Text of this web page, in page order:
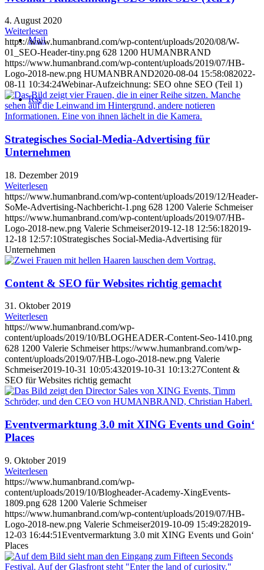
Mail
Rss
4. August 2020
Weiterlesen
https://www.humanbrand.com/wp-content/uploads/2020/08/W-
01_SEO-Header-tiny.png 628 1200 HUMANBRAND
https://www.humanbrand.com/wp-content/uploads/2019/07/HB-
Logo-2018-new.png HUMANBRAND2020-08-04 15:58:082022-
08-11 10:34:24Webinar-Aufzeichnung: SEO ohne SEO (Teil 1)
Strategisches Social-Media-Advertising für
Unternehmen
18. Dezember 2019
Weiterlesen
https://www.humanbrand.com/wp-content/uploads/2019/12/Header-
SoMe-Advertising-Nachbericht-1.png 628 1200 Valerie Schmeiser
https://www.humanbrand.com/wp-content/uploads/2019/07/HB-
Logo-2018-new.png Valerie Schmeiser2019-12-18 12:56:182019-
12-18 12:57:10Strategisches Social-Media-Advertising für
Unternehmen
Content & SEO für Websites richtig gemacht
31. Oktober 2019
Weiterlesen
https://www.humanbrand.com/wp-
content/uploads/2019/10/BLOGHEADER-Content-Seo-1410.png
628 1200 Valerie Schmeiser https://www.humanbrand.com/wp-
content/uploads/2019/07/HB-Logo-2018-new.png Valerie
Schmeiser2019-10-31 10:05:432019-10-31 10:13:27Content &
SEO für Websites richtig gemacht
Eventvermarktung 3.0 mit XING Events und Goin‘
Places
9. Oktober 2019
Weiterlesen
https://www.humanbrand.com/wp-
content/uploads/2019/10/Blogheader-Academy-XingEvents-
1809.png 628 1200 Valerie Schmeiser
https://www.humanbrand.com/wp-content/uploads/2019/07/HB-
Logo-2018-new.png Valerie Schmeiser2019-10-09 15:49:282019-
12-03 16:44:51Eventvermarktung 3.0 mit XING Events und Goin‘
Places